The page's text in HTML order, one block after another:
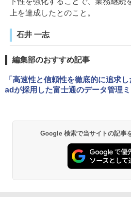
上を達成したとのこと。
石井 一志
編集部のおすすめ記事
「高速性と信頼性を徹底的に追求
adが採用した富士通のデータ管理
Google 検索で当サイトの記事